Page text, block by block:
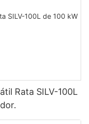
Rata SILV-100L